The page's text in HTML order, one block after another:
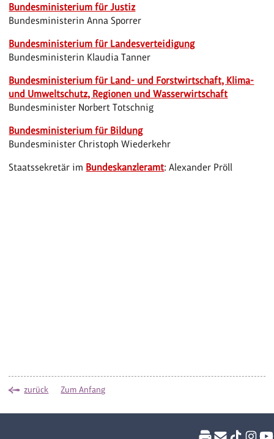
Bundesministerium für Justiz
Bundesministerin Anna Sporrer
Bundesministerium für Landesverteidigung
Bundesministerin Klaudia Tanner
Bundesministerium für Land- und Forstwirtschaft, Klima-
und Umweltschutz, Regionen und Wasserwirtschaft
Bundesminister Norbert Totschnig
Bundesministerium für Bildung
Bundesminister Christoph Wiederkehr
Staatssekretär im Bundeskanzleramt: Alexander Pröll
zurück Zum Anfang